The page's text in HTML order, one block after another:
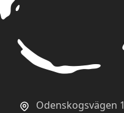
Odenskogsvägen 1